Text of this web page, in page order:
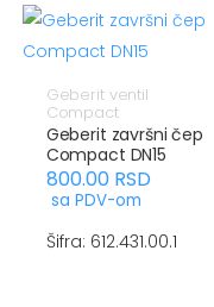
Geberit ventil
Compact
Geberit završni čep
Compact DN15
800.00 RSD
sa PDV-om
Šifra: 612.431.00.1